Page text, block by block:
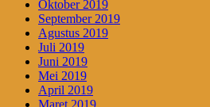
Oktober 2019
September 2019
Agustus 2019
Juli 2019
Juni 2019
Mei 2019
April 2019